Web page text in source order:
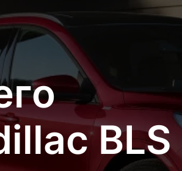
BLS